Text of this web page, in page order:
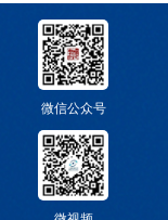
微信公众号